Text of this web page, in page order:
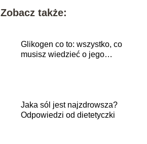
Zobacz także:
Glikogen co to: wszystko, co
musisz wiedzieć o jego
Jaka sól jest najzdrowsza?
Odpowiedzi od dietetyczki